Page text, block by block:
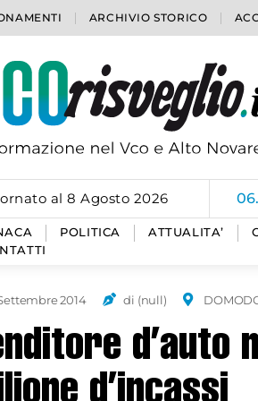
ARCHIVIO STORICO
al 8 Agosto 2026
POLITICA ATTUALITA’
2014 di (null)
d’auto